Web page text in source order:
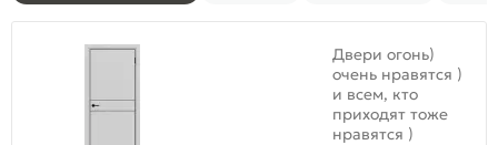
Двери огонь)
очень нравятся )
и всем, кто
приходят тоже
нравятся )